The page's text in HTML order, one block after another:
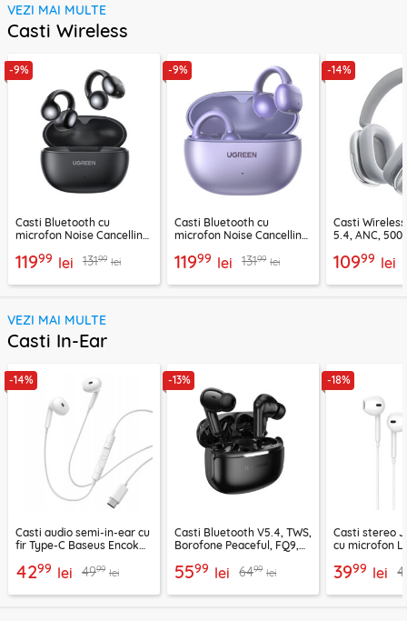
VEZI MAI MULTE
Casti Wireless
-9%
Casti Bluetooth cu
microfon Noise Cancelling
11999 lei 13199 lei
-9%
Casti Bluetooth cu
microfon Noise Cancelling
11999 lei 13199 lei
-14%
Casti
5.4, ANC,
10999 lei
VEZI MAI MULTE
Casti In-Ear
-14%
Casti audio semi-in-ear cu
fir Type-C Baseus Encok
4299 lei 4999 lei
-13%
Casti Bluetooth V5.4, TWS,
Borofone Peaceful, FQ9,
5599 lei 6499 lei
-18%
Casti stereo
cu microfon
3999 lei